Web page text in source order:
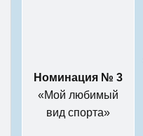
Номинация № 3
«Мой любимый
вид спорта»